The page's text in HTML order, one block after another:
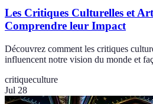
Les Critiques Culturelles et
Comprendre leur Impact
Découvrez comment les critiques
influencent notre vision du monde et
critiqueculture
Jul 28